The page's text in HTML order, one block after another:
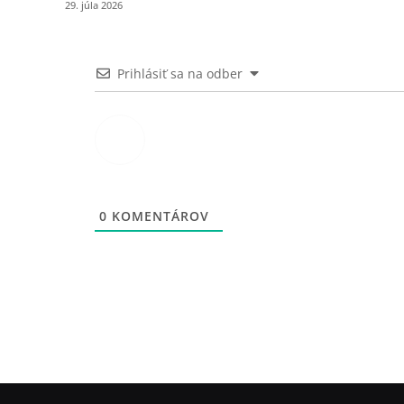
29. júla 2026
Prihlásiť sa na odber
0 KOMENTÁROV